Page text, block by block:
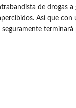
de drogas
Así que